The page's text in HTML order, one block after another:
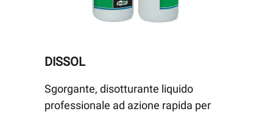
DISSOL
Sgorgante, disotturante liquido
professionale ad azione rapida per